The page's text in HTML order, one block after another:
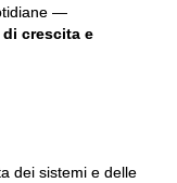
—
crescita e
dei sistemi e delle